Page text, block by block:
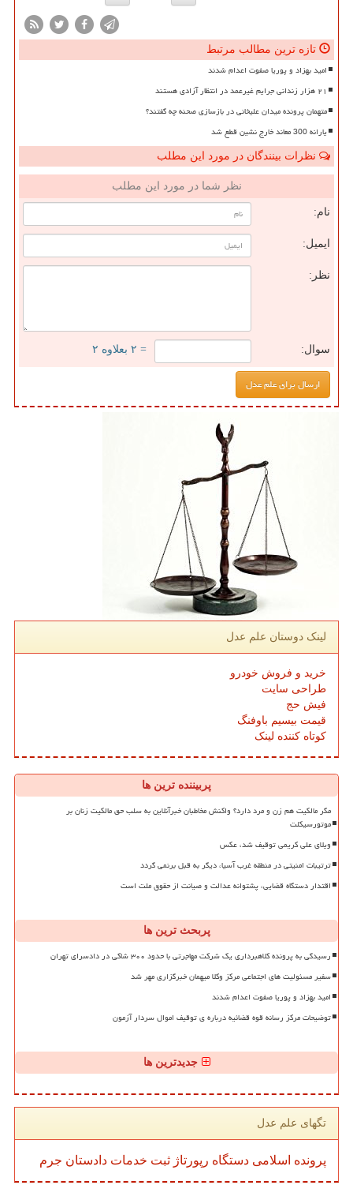
تازه ترین مطالب مرتبط
امید بهزاد و پوریا صفوت اعدام شدند
۲۱ هزار زندانی جرایم غیرعمد در انتظار آزادی هستند
متهمان پرونده میدان علیخانی در بازسازی صحنه چه گفتند؟
یارانه 300 معاند خارج نشین قطع شد
نظرات بینندگان در مورد این مطلب
نظر شما در مورد این مطلب
نام:
ایمیل:
نظر:
سوال: = ۲ بعلاوه ۲
لینک دوستان علم عدل
خرید و فروش خودرو
طراحی سایت
فیش حج
قیمت بیسیم باوفنگ
کوتاه کننده لینک
پربیننده ترین ها
مگر مالکیت هم زن و مرد دارد؟ واکنش مخاطبان خبرآنلاین به سلب حق مالکیت زنان بر
موتورسیکلت
ویلای علی کریمی توقیف شد، عکس
ترتیبات امنیتی در منطقه غرب آسیا، دیگر به قبل برنمی گردد
اقتدار دستگاه قضایی، پشتوانه عدالت و صیانت از حقوق ملت است
پربحث ترین ها
رسیدگی به پرونده کلاهبرداری یک شرکت مهاجرتی با حدود ۳۰۰ شاکی در دادسرای تهران
سفیر مسئولیت های اجتماعی مرکز وکلا میهمان خبرگزاری مهر شد
امید بهزاد و پوریا صفوت اعدام شدند
توضیحات مرکز رسانه قوه قضائیه درباره ی توقیف اموال سردار آزمون
جدیدترین ها
تگهای علم عدل
پرونده اسلامی دستگاه رپورتاژ ثبت خدمات دادستان جرم